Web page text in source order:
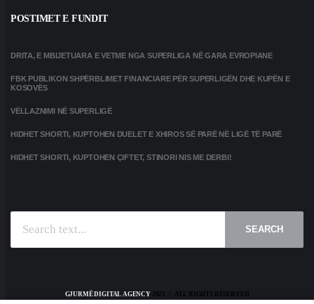
POSTIMET E FUNDIT
DRITA, E MBIJETUARA E VETME NGA SUPERLIGA NË GARA EVROPIANE
FBK PUBLIKON SHPËRBLIMET FINANCIARE PËR SUPERLIGËN DHE KUPËN E
KOSOVËS
VËLLAZNIMI NË SUPERLIGË
HIDHET SHORTI, KUPTOHEN DUELET E XHIROS SË PARË NË LIGË TË PARË
HIDHET SHORTI, KUPTOHEN ÇIFTET, STINORI NIS ME DERBI!
SEARCH
GJURMË DIGITAL AGENCY2025 | ALL RIGHTS RESERVED